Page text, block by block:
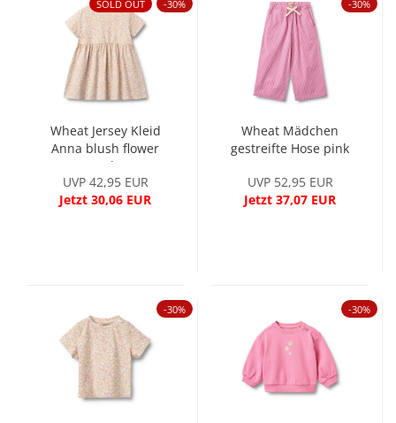
SOLD OUT -30%
Wheat Jersey Kleid
Anna blush flower
meadow
UVP 42,95 EUR
Jetzt 30,06 EUR
-30%
Wheat Mädchen
gestreifte Hose pink
UVP 52,95 EUR
Jetzt 37,07 EUR
-30% -30%